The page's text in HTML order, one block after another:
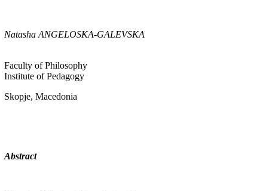
Natasha ANGELOSKA-GALEVSKA
Faculty of Philosophy
Institute of Pedagogy
Skopje, Macedonia
Abstract